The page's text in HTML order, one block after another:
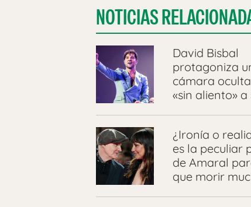
NOTICIAS
David Bisbal
protagoniza
cámara
«sin aliento» a
¿Ironía o
es la peculiar
de Amaral
que morir